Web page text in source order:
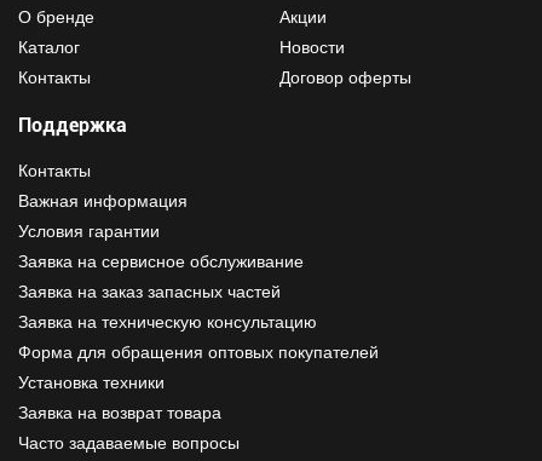
О бренде
Каталог
Контакты
Акции
Новости
Договор оферты
Поддержка
Контакты
Важная информация
Условия гарантии
Заявка на сервисное обслуживание
Заявка на заказ запасных частей
Заявка на техническую консультацию
Форма для обращения оптовых покупателей
Установка техники
Заявка на возврат товара
Часто задаваемые вопросы